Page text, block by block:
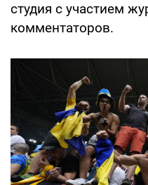
студия с участием
комментаторов.